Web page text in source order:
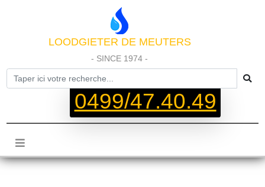
LOODGIETER DE MEUTERS
- SINCE 1974 -
0499/47.40.49